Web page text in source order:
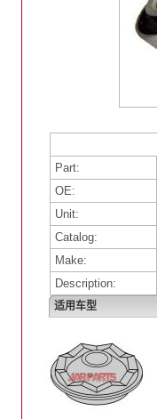
Part:
OE:
Unit:
Catalog:
Make:
Description:
适用车型